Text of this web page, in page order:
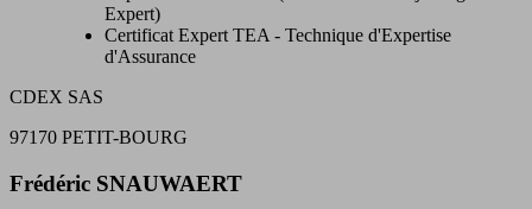
Expert)
Certificat Expert TEA - Technique d'Expertise
d'Assurance
CDEX SAS
97170 PETIT-BOURG
Frédéric SNAUWAERT